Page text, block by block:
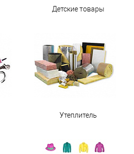
Детские товары
Утеплитель